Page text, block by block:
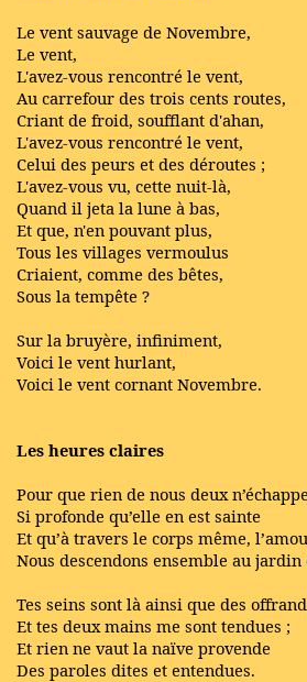
Le vent sauvage de Novembre,
Le vent,
L'avez-vous rencontré le vent,
Au carrefour des trois cents routes,
Criant de froid, soufflant d'ahan,
L'avez-vous rencontré le vent,
Celui des peurs et des déroutes ;
L'avez-vous vu, cette nuit-là,
Quand il jeta la lune à bas,
Et que, n'en pouvant plus,
Tous les villages vermoulus
Criaient, comme des bêtes,
Sous la tempête ?
Sur la bruyère, infiniment,
Voici le vent hurlant,
Voici le vent cornant Novembre.
Les heures claires
Pour que rien de nous deux
Si profonde qu’elle en est sainte
Et qu’à travers le corps même,
Nous descendons ensemble au jardin
Tes seins sont là ainsi que des
Et tes deux mains me sont tendues ;
Et rien ne vaut la naïve provende
Des paroles dites et entendues.